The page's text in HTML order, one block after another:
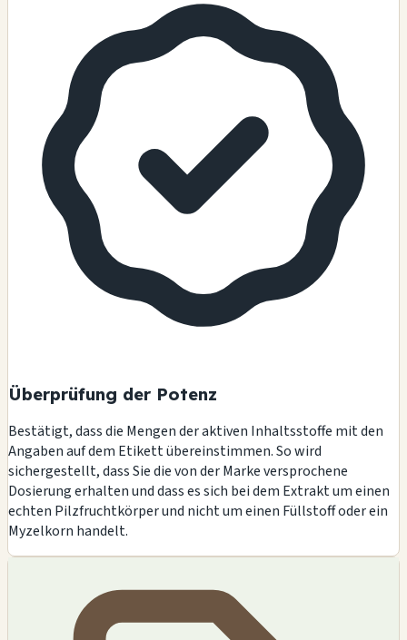
Überprüfung der Potenz
Bestätigt, dass die Mengen der aktiven Inhaltsstoffe mit den
Angaben auf dem Etikett übereinstimmen. So wird
sichergestellt, dass Sie die von der Marke versprochene
Dosierung erhalten und dass es sich bei dem Extrakt um einen
echten Pilzfruchtkörper und nicht um einen Füllstoff oder ein
Myzelkorn handelt.